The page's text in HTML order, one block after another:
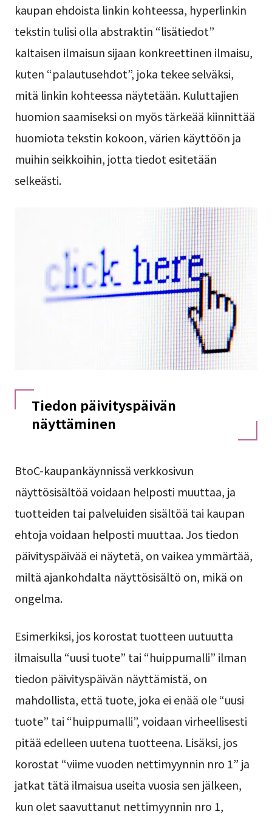
kaupan ehdoista linkin kohteessa, hyperlinkin
tekstin tulisi olla abstraktin “lisätiedot”
kaltaisen ilmaisun sijaan konkreettinen ilmaisu,
kuten “palautusehdot”, joka tekee selväksi,
mitä linkin kohteessa näytetään. Kuluttajien
huomion saamiseksi on myös tärkeää kiinnittää
huomiota tekstin kokoon, värien käyttöön ja
muihin seikkoihin, jotta tiedot esitetään
selkeästi.
Tiedon päivityspäivän
näyttäminen
BtoC-kaupankäynnissä verkkosivun
näyttösisältöä voidaan helposti muuttaa, ja
tuotteiden tai palveluiden sisältöä tai kaupan
ehtoja voidaan helposti muuttaa. Jos tiedon
päivityspäivää ei näytetä, on vaikea ymmärtää,
miltä ajankohdalta näyttösisältö on, mikä on
ongelma.
Esimerkiksi, jos korostat tuotteen uutuutta
ilmaisulla “uusi tuote” tai “huippumalli” ilman
tiedon päivityspäivän näyttämistä, on
mahdollista, että tuote, joka ei enää ole “uusi
tuote” tai “huippumalli”, voidaan virheellisesti
pitää edelleen uutena tuotteena. Lisäksi, jos
korostat “viime vuoden nettimyynnin nro 1” ja
jatkat tätä ilmaisua useita vuosia sen jälkeen,
kun olet saavuttanut nettimyynnin nro 1,